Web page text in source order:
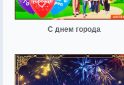
С днем города